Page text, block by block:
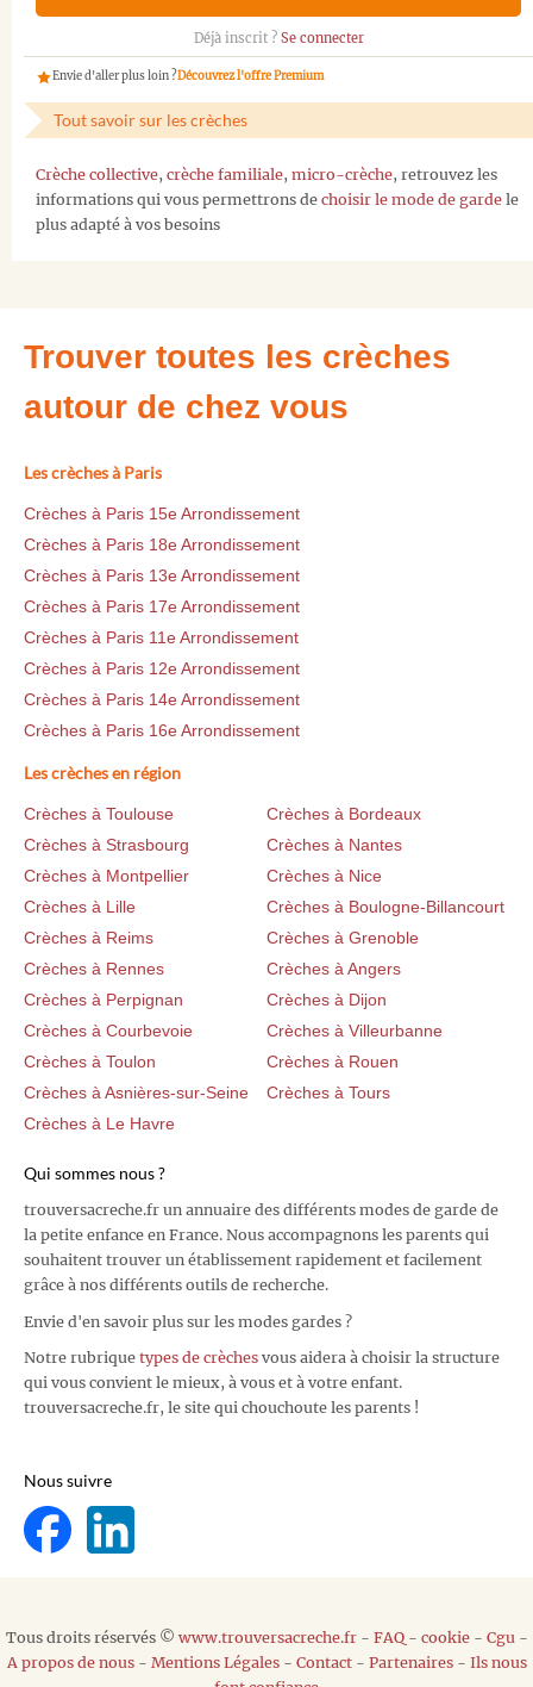
Déjà inscrit ? Se connecter
Envie d'aller plus loin ?Découvrez l'offre Premium
Tout savoir sur les crèches
Crèche collective, crèche familiale, micro-crèche, retrouvez les
informations qui vous permettrons de choisir le mode de garde le
plus adapté à vos besoins
Trouver toutes les crèches
autour de chez vous
Les crèches à Paris
Crèches à Paris 15e Arrondissement
Crèches à Paris 18e Arrondissement
Crèches à Paris 13e Arrondissement
Crèches à Paris 17e Arrondissement
Crèches à Paris 11e Arrondissement
Crèches à Paris 12e Arrondissement
Crèches à Paris 14e Arrondissement
Crèches à Paris 16e Arrondissement
Les crèches en région
Crèches à Toulouse
Crèches à Bordeaux
Crèches à Strasbourg
Crèches à Nantes
Crèches à Montpellier
Crèches à Nice
Crèches à Lille
Crèches à Boulogne-Billancourt
Crèches à Reims
Crèches à Grenoble
Crèches à Rennes
Crèches à Angers
Crèches à Perpignan
Crèches à Dijon
Crèches à Courbevoie
Crèches à Villeurbanne
Crèches à Toulon
Crèches à Rouen
Crèches à Asnières-sur-Seine
Crèches à Tours
Crèches à Le Havre
Qui sommes nous ?
trouversacreche.fr un annuaire des différents modes de garde de
la petite enfance en France. Nous accompagnons les parents qui
souhaitent trouver un établissement rapidement et facilement
grâce à nos différents outils de recherche.
Envie d'en savoir plus sur les modes gardes ?
Notre rubrique types de crèches vous aidera à choisir la structure
qui vous convient le mieux, à vous et à votre enfant.
trouversacreche.fr, le site qui chouchoute les parents !
Nous suivre
Tous droits réservés © www.trouversacreche.fr- FAQ- cookie- Cgu -
A propos de nous- Mentions Légales- Contact- Partenaires- Ils nous